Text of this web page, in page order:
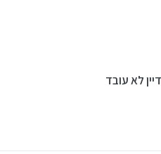
לא עובד